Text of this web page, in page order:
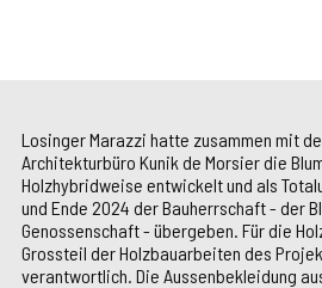
Losinger Marazzi hatte zusammen mit
Architekturbüro Kunik de Morsier die
Holzhybridweise entwickelt und als
und Ende 2024 der Bauherrschaft - der
Genossenschaft - übergeben. Für die
Grossteil der Holzbauarbeiten des
verantwortlich. Die Aussenbekleidung